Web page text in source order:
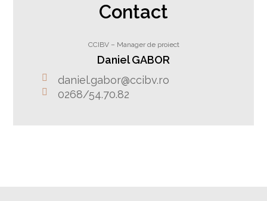
Contact
CCIBV – Manager de proiect
Daniel GABOR
daniel.gabor@ccibv.ro
0268/54.70.82